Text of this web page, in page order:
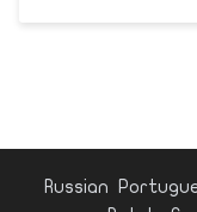
Russian